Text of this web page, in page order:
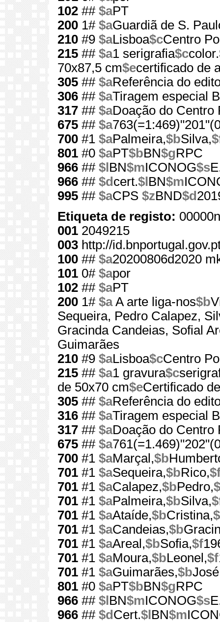
102 ## $aPT
200 1# $aGuardiã de S.
210 #9 $aLisboa$cCentro
215 ## $a1 serigrafia$ccolor.
70x87,5 cm$ecertificado de
305 ## $aReferência do
306 ## $aTiragem especial
317 ## $aDoação do Centro
675 ## $a
700 #1 $aPalmeira,$bSilva,
801 #0 $aPT$bBN$gRPC
966 ## $l BN$mICONOG$s
966 ## $d cert.$l BN$m
995 ## $aCPS $zBND$d
Etiqueta de registo:
001 2049215
003 http://
100 ## $a20200806d2020
101 0# $apor
102 ## $aPT
200 1# $aA arte liga-nos$b
Sequeira, Pedro Calapez,
Gracinda Candeias, Sofial
Guimarães
210 #9 $aLisboa$cCentro
215 ## $a1 gravura$c
de 50x70 cm$eCertificado
305 ## $aReferência do
316 ## $aTiragem especial
317 ## $aDoação do Centro
675 ## $a
700 #1 $aMarçal,$b
701 #1 $aSequeira,$bRico,
701 #1 $aCalapez,$bPedro,
701 #1 $aPalmeira,$bSilva,
701 #1 $aAtaíde,$bCristina,
701 #1 $aCandeias,$b
701 #1 $aAreal,$bSofia,$f
701 #1 $aMoura,$bLeonel,$f
701 #1 $aGuimarães,$b
801 #0 $aPT$bBN$gRPC
966 ## $l BN$mICONOG$s
966 ## $d Cert.$l BN$m